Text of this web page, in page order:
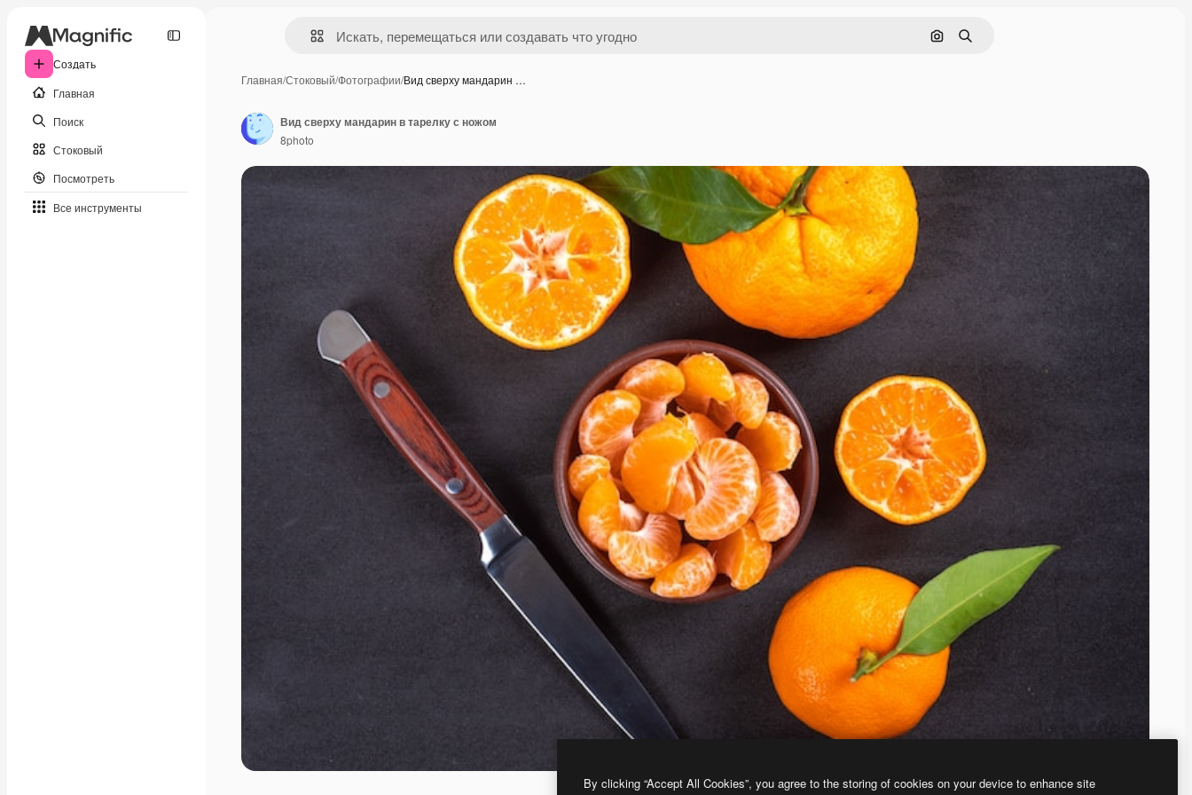
Создать
Главная
Поиск
Стоковый
Посмотреть
Все инструменты
Поиск по изображению
Поиск
Главная/Стоковый/Фотографии/Вид сверху мандарин …
Вид сверху мандарин в тарелку с ножом
8photo
By clicking “Accept All Cookies”, you agree to the storing of cookies on your device to enhance site